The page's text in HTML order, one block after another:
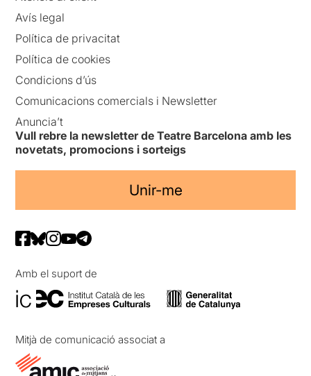
Avís legal
Política de privacitat
Política de cookies
Condicions d’ús
Comunicacions comercials i Newsletter
Anuncia’t
Vull rebre la newsletter de Teatre Barcelona amb les
novetats, promocions i sorteigs
Unir-me
Amb el suport de
Mitjà de comunicació associat a